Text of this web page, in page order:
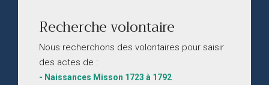
Recherche volontaire
Nous recherchons des volontaires pour saisir
des actes de :
- Naissances Misson 1723 à 1792